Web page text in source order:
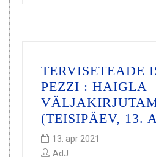
TERVISETEADE
PEZZI : HAIGLA
(TEISIPÄEV, 13.
13. apr 2021
AdJ